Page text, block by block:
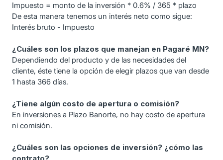
Impuesto = monto de la inversión * 0.6% / 365 * plazo
De esta manera tenemos un interés neto como sigue:
Interés bruto - Impuesto
¿Cuáles son los plazos que manejan en Pagaré MN?
Dependiendo del producto y de las necesidades del
cliente, éste tiene la opción de elegir plazos que van desde
1 hasta 366 días.
¿Tiene algún costo de apertura o comisión?
En inversiones a Plazo Banorte, no hay costo de apertura
ni comisión.
¿Cuáles son las opciones de inversión? ¿cómo las